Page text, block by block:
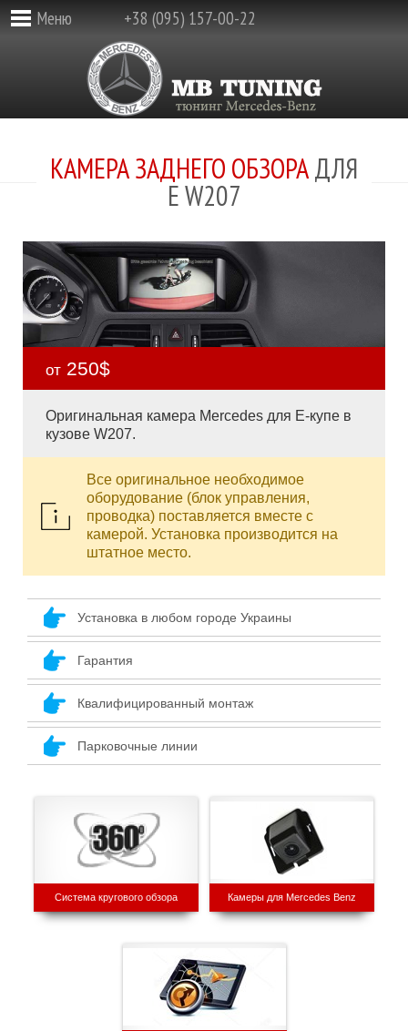
Меню +38 (095) 157-00-22
КАМЕРА ЗАДНЕГО ОБЗОРАДЛЯ
E W207
от 250$
Оригинальная камера Mercedes для Е-купе в
кузове W207.
Все оригинальное необходимое
оборудование (блок управления,
проводка) поставляется вместе с
камерой. Установка производится на
штатное место.
Установка в любом городе Украины
Гарантия
Квалифицированный монтаж
Парковочные линии
Система кругового обзора Камеры для Mercedes Benz